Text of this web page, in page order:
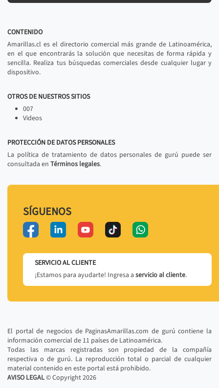
CONTENIDO
Amarillas.cl es el directorio comercial más grande de Latinoamérica,
en el que encontrarás la solución que necesitas de forma rápida y
sencilla. Realiza tus búsquedas comerciales desde cualquier lugar y
dispositivo.
OTROS DE NUESTROS SITIOS
007
Videos
PROTECCIÓN DE DATOS PERSONALES
La política de tratamiento de datos personales de gurú puede ser
consultada en Términos legales.
SÍGUENOS
SERVICIO AL CLIENTE
¡Estamos para ayudarte! Ingresa a servicio al cliente.
El portal de negocios de PaginasAmarillas.com de gurú contiene la
información comercial de 11 países de Latinoamérica.
Todas las marcas registradas son propiedad de la compañía
respectiva o de gurú. La reproducción total o parcial de cualquier
material contenido en este portal está prohibido.
AVISO LEGAL© Copyright2026